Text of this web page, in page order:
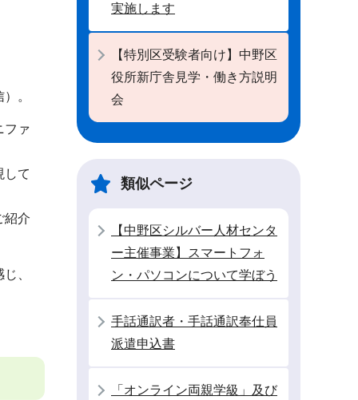
。
ファ
して
紹介
、
実施します
【特別区受験者向け】中野区
役所新庁舎見学・働き方説明
会
類似ページ
【中野区シルバー人材センタ
ー主催事業】スマートフォ
ン・パソコンについて学ぼう
手話通訳者・手話通訳奉仕員
派遣申込書
「オンライン両親学級」及び